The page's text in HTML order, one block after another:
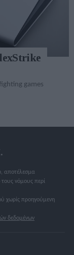
games
αποτέλεσμα
νόμους περί
χωρίς προηγούμενη
δεδομένων